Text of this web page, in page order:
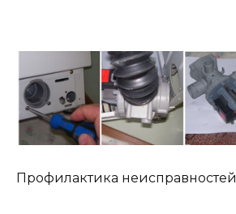
Профилактика неисправностей